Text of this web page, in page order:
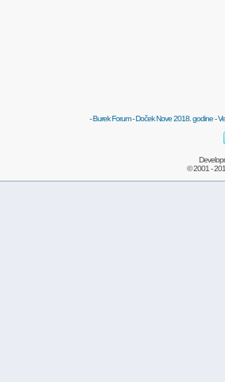
-Burek Forum-Doček Nove 2018. godine-
© 2001 -